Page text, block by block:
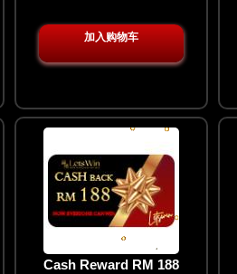
加入购物车
Cash Reward RM 188